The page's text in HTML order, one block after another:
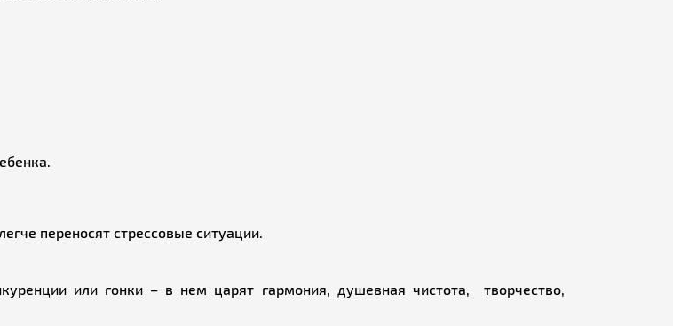
переносят стрессовые ситуации.
или гонки – в нем царят гармония, душевная чистота, творчество,